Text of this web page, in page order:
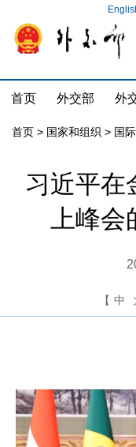
首页 外交部 外
首页 > 国家和组织 > 国
习近平在
上峰
【 中